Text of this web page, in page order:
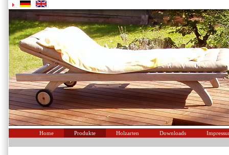
Home Produkte Holzarten Downloads